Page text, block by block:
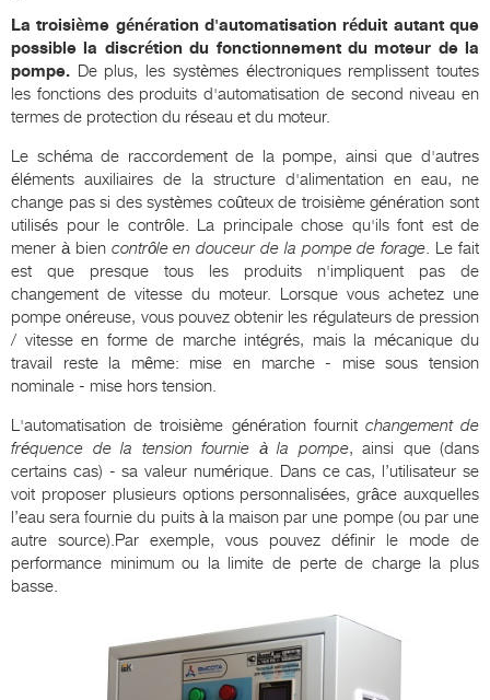
La troisième génération d'automatisation réduit autant que
possible la discrétion du fonctionnement du moteur de la
pompe. De plus, les systèmes électroniques remplissent toutes
les fonctions des produits d'automatisation de second niveau en
termes de protection du réseau et du moteur.
Le schéma de raccordement de la pompe, ainsi que d'autres
éléments auxiliaires de la structure d'alimentation en eau, ne
change pas si des systèmes coûteux de troisième génération sont
utilisés pour le contrôle. La principale chose qu'ils font est de
mener à bien contrôle en douceur de la pompe de forage. Le fait
est que presque tous les produits n'impliquent pas de
changement de vitesse du moteur. Lorsque vous achetez une
pompe onéreuse, vous pouvez obtenir les régulateurs de pression
/ vitesse en forme de marche intégrés, mais la mécanique du
travail reste la même: mise en marche - mise sous tension
nominale - mise hors tension.
L'automatisation de troisième génération fournit changement de
fréquence de la tension fournie à la pompe, ainsi que (dans
certains cas) - sa valeur numérique. Dans ce cas, l’utilisateur se
voit proposer plusieurs options personnalisées, grâce auxquelles
l’eau sera fournie du puits à la maison par une pompe (ou par une
autre source).Par exemple, vous pouvez définir le mode de
performance minimum ou la limite de perte de charge la plus
basse.